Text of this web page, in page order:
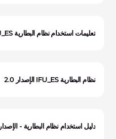
تعليمات استخدام نظام البطارية IFU_ES الإصدار 3.0
نظام البطارية IFU_ES الإصدار 2.0
دليل استخدام نظام البطارية - الإصدار 1.0